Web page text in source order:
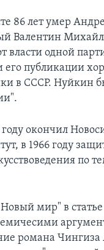
86 лет умер
Валентин
власти одной
публикации
в СССР. Нуйкин
окончил
в 1966 году
по
мир" в
романа Чингиза